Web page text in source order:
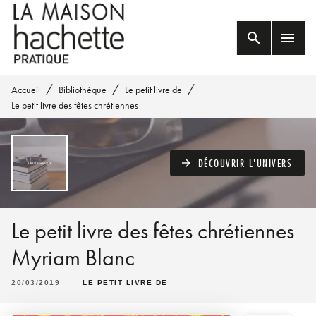
MENU RECHERCHE
PIED DE PAGE
search menu
Accueil / Bibliothèque / Le petit livre de /
Le petit livre des fêtes chrétiennes
arrow_forward DÉCOUVRIR L'UNIVERS
Le petit livre des fêtes chrétiennes
Myriam Blanc
20/03/2019 LE PETIT LIVRE DE